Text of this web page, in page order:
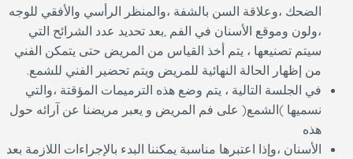
الضحك ،وعلاقة السن بالشفة ،والمنظر الرأسي والأفقي للوجه
،ولون وموقع الأسنان في الفم ,بعد تحديد عدد الشرائح التي
سيتم تصنيعها ، يتم أخذ القياس من المريض حتى يتمكن الفني
من إظهار الحالة النهائية للمريض ويتم تحضير الفني للشمع.
في الجلسة التالية ، يتم وضع هذه الترميمات المؤقتة ،والتي
نسميها )الشمع( على فم المريض و يعبر مريضنا عن آرائه حول
هذه
الأسنان ،وإذا اعتبرها مناسبة يمكننا البدء بالإجراءات اللازمة بعد